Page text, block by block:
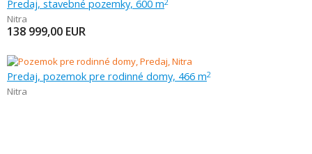
Predaj, stavebné pozemky, 600 m2
Nitra
138 999,00 EUR
Predaj, pozemok pre rodinné domy, 466 m2
Nitra